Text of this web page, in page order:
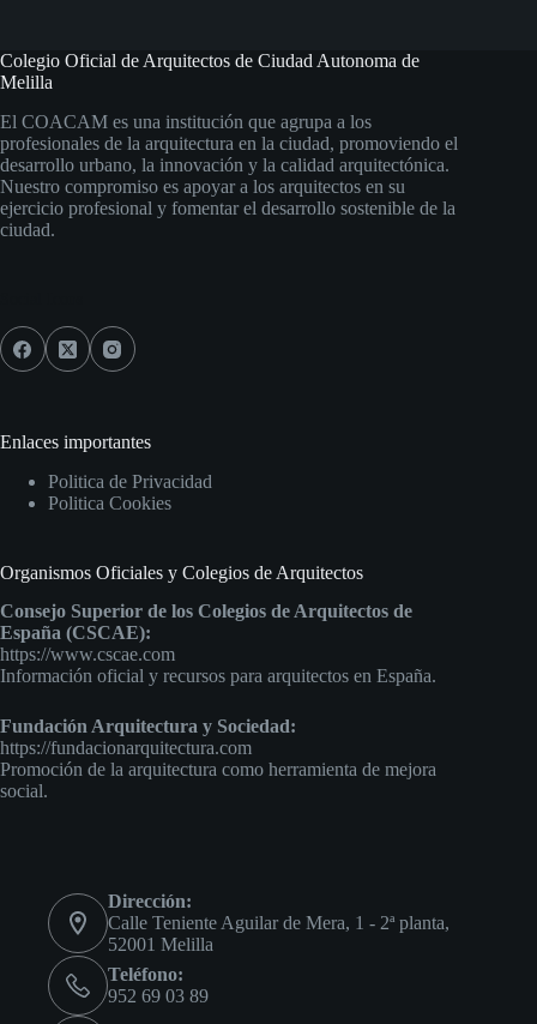
Colegio Oficial de Arquitectos de Ciudad Autonoma de
Melilla
El COACAM es una institución que agrupa a los
profesionales de la arquitectura en la ciudad, promoviendo el
desarrollo urbano, la innovación y la calidad arquitectónica.
Nuestro compromiso es apoyar a los arquitectos en su
ejercicio profesional y fomentar el desarrollo sostenible de la
ciudad.
Enlaces importantes
Politica de Privacidad
Politica Cookies
Organismos Oficiales y Colegios de Arquitectos
Consejo Superior de los Colegios de Arquitectos de
España (CSCAE):
https://www.cscae.com
Información oficial y recursos para arquitectos en España.
Fundación Arquitectura y Sociedad:
https://fundacionarquitectura.com
Promoción de la arquitectura como herramienta de mejora
social.
Dirección:
Calle Teniente Aguilar de Mera, 1 - 2ª planta,
52001 Melilla
Teléfono:
952 69 03 89